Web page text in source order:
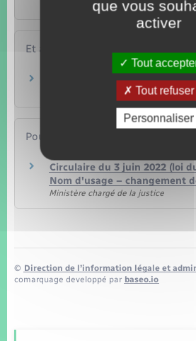
Papiers – Citoyenneté – Élections
Et aussi
Pour une personne majeure
Papiers – Citoyenneté – Élections
Pour en savoir plus
Circulaire du 3 juin 2022 (loi
Nom d'usage – changement
Ministère chargé de la justice
© Direction de l’information légale et
comarquage developpé par baseo.io
que vous
activer
Tout
Tout refuser
Personnaliser